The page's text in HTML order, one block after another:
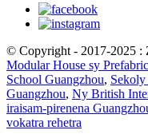
© Copyright - 2017-2025 :
Modular House sy
School Guangzhou, Sekoly
Guangzhou, Ny British
iraisam-pirenena
vokatra rehetra